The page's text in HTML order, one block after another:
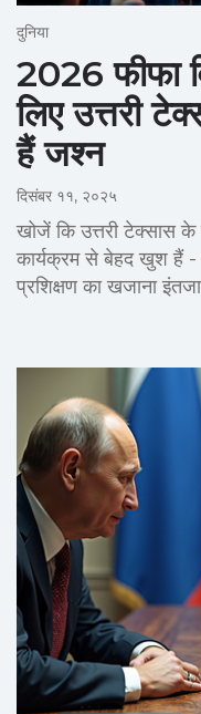
दुनिया
2026 फीफा
लिए उत्तरी
हैं जश्न
दिसंबर ११, २०२५
खोजें कि उत्तरी टेक्सास
कार्यक्रम से बेहद खुश हैं
प्रशिक्षण का खजाना